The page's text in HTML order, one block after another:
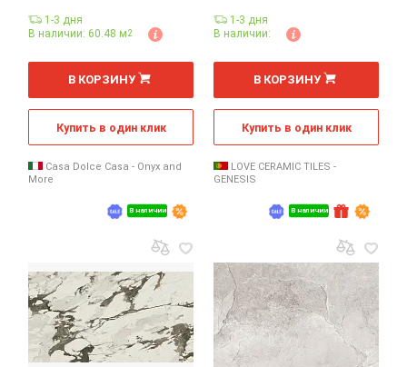
В наличии
1-3 дня
В наличии: 60.48 м2
м
В КОРЗИНУ
Купить в один клик
Casa Dolce Casa - Onyx and
More
В наличии
1-3 дня
В наличии:
м
В КОРЗИНУ
Купить в один клик
LOVE CERAMIC TILES -
GENESIS